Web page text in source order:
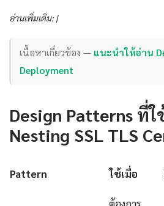
อ่านเพิ่มเติม: |
เนื้อหาเกี่ยวข้อง — แนะนำให้อ่าน
Deployment
Design Patterns ที่ใ
Nesting SSL TLS
Pattern ใช้เมื่อ